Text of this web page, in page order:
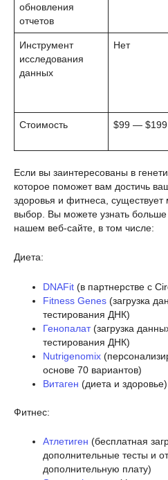
обновления
отчетов
Инструмент
исследования
данных
Нет
Стоимость $99 — $199
Если вы заинтересованы в
которое поможет вам достичь
здоровья и фитнеса, существует
выбор. Вы можете узнать
нашем веб-сайте, в том числе:
Диета:
DNAFit (в партнерстве с
Fitness Genes (загрузка
тестирования ДНК)
Генопалат(загрузка
тестирования ДНК)
Nutrigenomix
основе 70 вариантов)
Витаген (диета и здоровье)
Фитнес:
Атлетиген (бесплатная
дополнительные тесты и
дополнительную плату)